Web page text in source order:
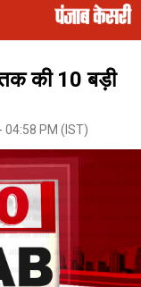
की 10 बड़ी
04:58 PM (IST)